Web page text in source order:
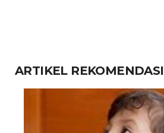
ARTIKEL REKOMENDASI